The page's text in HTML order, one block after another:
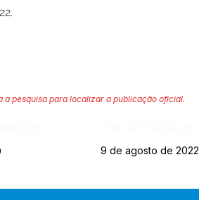
pesquisa para localizar a publicação oficial.
9 de agosto de 2022